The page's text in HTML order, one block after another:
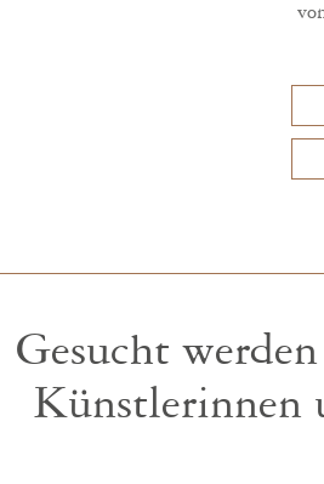
Gesucht
Künstlerinnen